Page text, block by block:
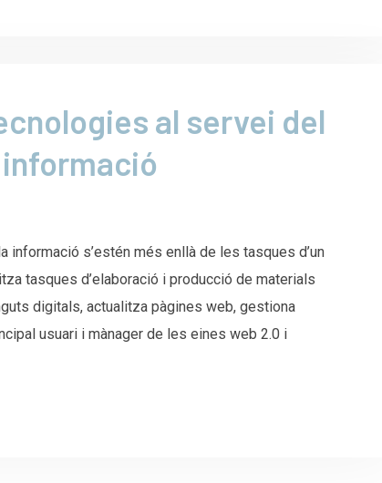
al servei del
s’estén més enllà de les tasques d’un
tasques d’elaboració i producció de materials
digitals, actualitza pàgines web, gestiona
usuari i mànager de les eines web 2.0 i